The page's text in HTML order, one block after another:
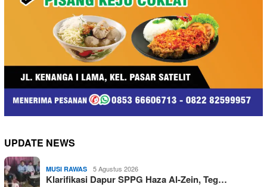
UPDATE NEWS
MUSI RAWAS 5 Agustus 2026
Klarifikasi Dapur SPPG Haza Al-Zein, Teg…